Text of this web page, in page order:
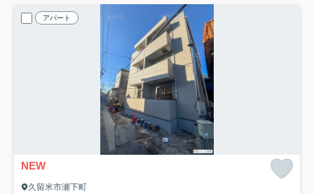
アパート
NEW
久留米市瀬下町